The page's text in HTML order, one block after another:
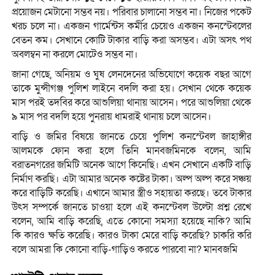
প্রয়োজন মেটানো সম্ভব নয়। পরিবার চালানো সম্ভব না। নিজের পকেট
খরচ চলে না। একজন গার্মেন্টস কর্মীর চেয়েও একজন কনস্টেবলের
বেতন কম। সেখানে কোটি টাকার বাড়ি করা অসম্ভব। এটা অসৎ পথ
অবলম্বন না করলে মোটেও সম্ভব না।
জানা গেছে, অনিয়ম ও ঘুষ লেনদেনের অভিযোগে কয়েক বছর আগে
তাকে মুন্সীগঞ্জ পুলিশ লাইনে বদলি করা হয়। সেখান থেকে কয়েক
মাস পরই তদবির করে আশুলিয়া থানায় আসেন। পরে আশুলিয়া থেকে
৯ মাস পর বদলি হয়ে পুনরায় ধামরাই থানায় চলে আসেন।
বাড়ি ও জমির বিষয়ে জানতে চেয়ে পুলিশ কনস্টেবল জাহাঙ্গীর
আলমকে ফোন করা হলে তিনি মানবজমিনকে বলেন, আমি
বরাতনগরের জমিটি অনেক আগে কিনেছি। এখন সেখানে একটি বাড়ি
নির্মাণ করছি। এটা আমার অনেক কষ্টের টাকা। অল্প অল্প করে সঞ্চয়
করে বাড়িটি করেছি। এখানে আমার স্ত্রীও সহায়তা করছে। তবে টাকার
উৎস সম্পর্কে জানতে চাওয়া হলে এই কনস্টেবল উল্টো প্রশ্ন রেখে
বলেন, আমি বাড়ি করেছি, এতে কোনো সমস্যা হয়েছে নাকি? আমি
কি কারও ক্ষতি করেছি। কারও টাকা মেরে বাড়ি করেছি? চাকরি করি
বলে আমরা কি কোনো বাড়ি-গাড়িও করতে পারবো না? মানবজমি